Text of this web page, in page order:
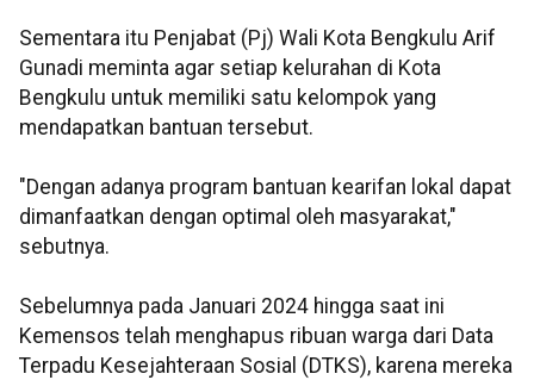
Sementara itu Penjabat (Pj) Wali Kota Bengkulu Arif
Gunadi meminta agar setiap kelurahan di Kota
Bengkulu untuk memiliki satu kelompok yang
mendapatkan bantuan tersebut.
"Dengan adanya program bantuan kearifan lokal dapat
dimanfaatkan dengan optimal oleh masyarakat,"
sebutnya.
Sebelumnya pada Januari 2024 hingga saat ini
Kemensos telah menghapus ribuan warga dari Data
Terpadu Kesejahteraan Sosial (DTKS), karena mereka